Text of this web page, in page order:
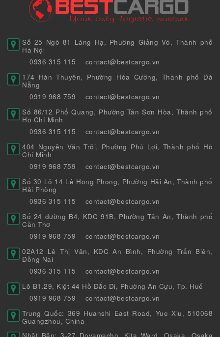
Số 25 Ngõ 81 Láng Hạ, Phường Giảng Võ, Thành phố
Hà Nội
0936 315 115
contact@bestcargo.vn
174 Hàn Thuyên, Phường Hòa Cường, Thành phố Đà
Nẵng
0919 968 759
contact@bestcargo.vn
Số 86/12 Phổ Quang, Phường Tân Sơn Hòa, Thành phố
Hồ Chí Minh
0936 315 115
contact@bestcargo.vn
404 Nguyễn Văn Trỗi, Phường Phú Lợi, Thành phố Hồ
Chí Minh
0919 968 759
contact@bestcargo.vn
Số 30 Lô 14 Lê Hồng Phong, Phường Hải An, Thành phố
Hải Phòng
0936 315 115
contact@bestcargo.vn
Số 24 đường B4, KDC 91B, Phường Tân An, Thành phố
Cần Thơ
0919 968 759
contact@bestcargo.vn
02A12 Lê Thị Vân, KDC An Bình, Phường Trấn Biên,
Đồng Nai
0936 315 115
contact@bestcargo.vn
Lô B1.29, Kiệt 44 Hồ Đắc Di, Phường An Cựu, Tp. Huế
0919 968 759
contact@bestcargo.vn
Trung Quốc: 369 Huanshi East Road, Yue Xiu, 510068
Guangzhou, China